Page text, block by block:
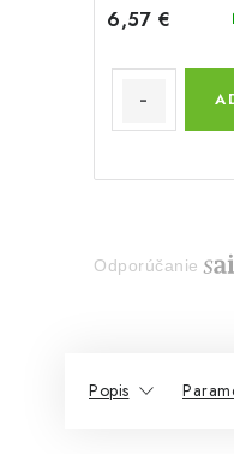
6,57 €
Odporúčanie
Popis